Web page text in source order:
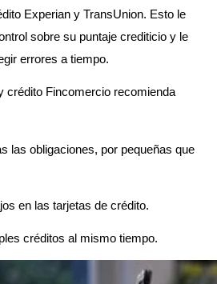
Experian y TransUnion. Esto le
sobre su puntaje crediticio y le
errores a tiempo.
crédito Fincomercio recomienda
las obligaciones, por pequeñas que
en las tarjetas de crédito.
créditos al mismo tiempo.